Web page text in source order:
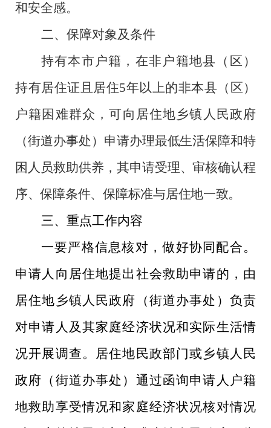
和安全感。
二、保障对象及条件
持有本市户籍，在非户籍地县（区）
持有居住证且居住5年以上的非本县（区）
户籍 困难群众 ，可向居住地乡镇 人民政府
（街道办事处） 申请办理最低生活保障和特
困人员救助供养 ， 其申请受理、审核确认程
序、保障条件、保障标准与居住地一致。
三、重点工作内容
一要严格信息核对，做好协同配合。
申请人向居住地提出社会救助申请的，由
居住地乡镇人民政府（街道办事处）负责
对申请人及其家庭经济状况和实际生活情
况开展调查。居住地民政部门或乡镇人民
政府（街道办事处）通过函询申请人户籍
地救助享受情况和家庭经济状况核对情况